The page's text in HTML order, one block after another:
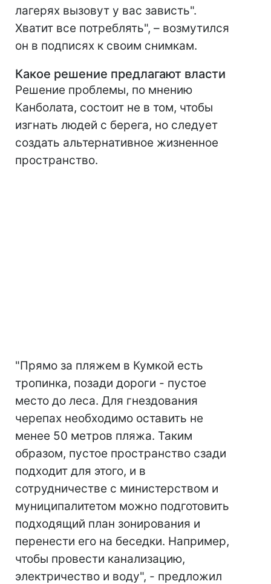
лагерях вызовут у вас зависть".
Хватит все потреблять", – возмутился
он в подписях к своим снимкам.
Какое решение предлагают власти
Решение проблемы, по мнению
Канболата, состоит не в том, чтобы
изгнать людей с берега, но следует
создать альтернативное жизненное
пространство.
"Прямо за пляжем в Кумкой есть
тропинка, позади дороги - пустое
место до леса. Для гнездования
черепах необходимо оставить не
менее 50 метров пляжа. Таким
образом, пустое пространство сзади
подходит для этого, и в
сотрудничестве с министерством и
муниципалитетом можно подготовить
подходящий план зонирования и
перенести его на беседки. Например,
чтобы провести канализацию,
электричество и воду", - предложил